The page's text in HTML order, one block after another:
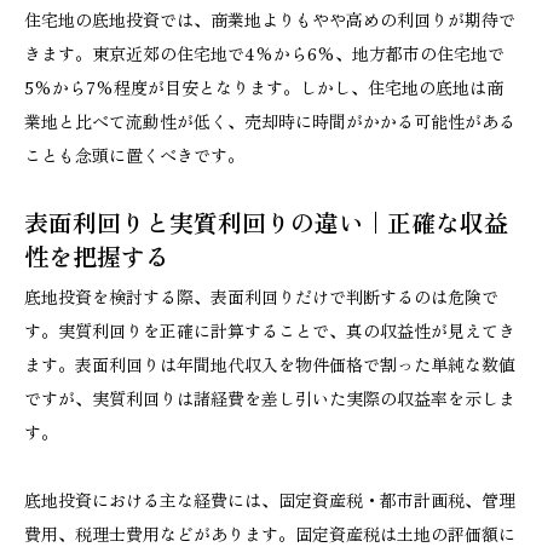
住宅地の底地投資では、商業地よりもやや高めの利回りが期待で
きます。東京近郊の住宅地で4%から6%、地方都市の住宅地で
5%から7%程度が目安となります。しかし、住宅地の底地は商
業地と比べて流動性が低く、売却時に時間がかかる可能性がある
ことも念頭に置くべきです。
表面利回りと実質利回りの違い｜正確な収益
性を把握する
底地投資を検討する際、表面利回りだけで判断するのは危険で
す。実質利回りを正確に計算することで、真の収益性が見えてき
ます。表面利回りは年間地代収入を物件価格で割った単純な数値
ですが、実質利回りは諸経費を差し引いた実際の収益率を示しま
す。
底地投資における主な経費には、固定資産税・都市計画税、管理
費用、税理士費用などがあります。固定資産税は土地の評価額に